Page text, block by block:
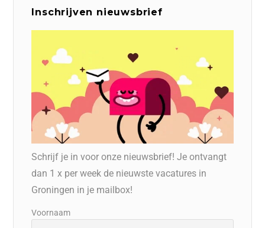
Inschrijven nieuwsbrief
Schrijf je in voor onze nieuwsbrief! Je ontvangt
dan 1 x per week de nieuwste vacatures in
Groningen in je mailbox!
Voornaam